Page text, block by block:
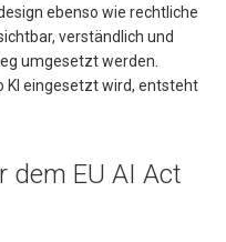
ebenso wie rechtliche
verständlich und
umgesetzt werden.
KI eingesetzt wird, entsteht
dem EU AI Act